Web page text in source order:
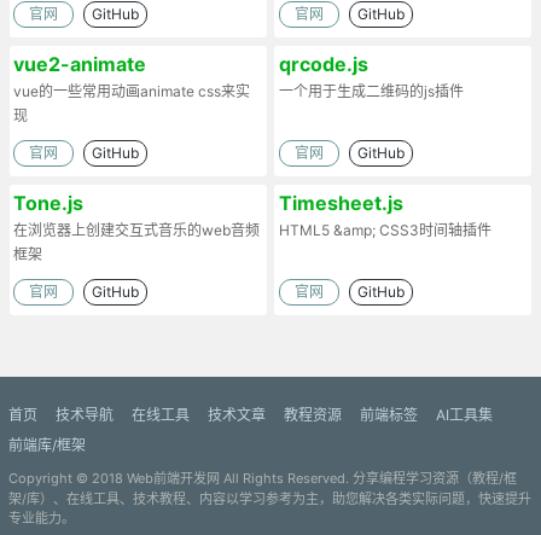
官网 GitHub 官网 GitHub
vue2-animate
vue的一些常用动画animate css来实
现
官网 GitHub
qrcode.js
一个用于生成二维码的js插件
官网 GitHub
Tone.js
在浏览器上创建交互式音乐的web音频
框架
官网 GitHub
Timesheet.js
HTML5 &amp; CSS3时间轴插件
官网 GitHub
首页 技术导航 在线工具 技术文章 教程资源 前端标签
AI工具集
前端库/框架